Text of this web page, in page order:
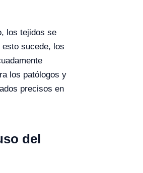
los tejidos se
sucede, los
los patólogos y
precisos en
del